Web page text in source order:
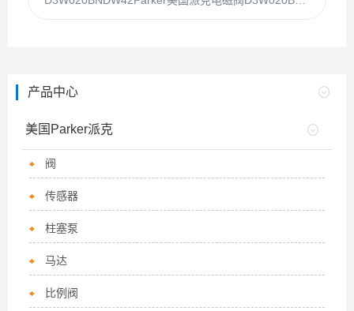
产品中心
美国Parker派克
阀
传感器
柱塞泵
马达
比例阀